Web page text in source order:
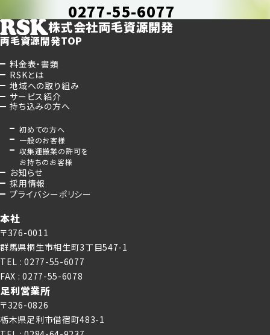
0277-55-6077
株式会社両毛資源開発
本社
〒376-0011
群馬県桐生市相生町3丁目547-1
TEL : 0277-55-6077
FAX : 0277-55-6078
足利営業所
〒326-0826
栃木県足利市借宿町483-1
両毛資源開発TOP
料金表・書類
RSKとは
地域への取り組み
サービス紹介
持ち込みの方へ
初めての方へ
一般のお客様
収集運搬業の許可を
お持ちのお客様
お知らせ
採用情報
プライバシーポリシー